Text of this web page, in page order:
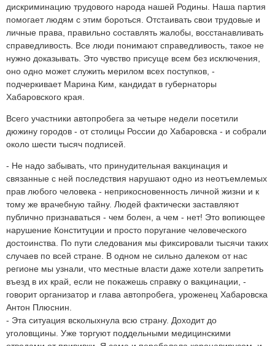
дискриминацию трудового народа нашей Родины. Наша партия
помогает людям с этим бороться. Отстаивать свои трудовые и
личные права, правильно составлять жалобы, восстанавливать
справедливость. Все люди понимают справедливость, такое не
нужно доказывать. Это чувство присуще всем без исключения,
оно одно может служить мерилом всех поступков, -
подчеркивает Марина Ким, кандидат в губернаторы
Хабаровского края.
Всего участники автопробега за четыре недели посетили
дюжину городов - от столицы России до Хабаровска - и собрали
около шести тысяч подписей.
- Не надо забывать, что принудительная вакцинация и
связанные с ней последствия нарушают одно из неотъемлемых
прав любого человека - неприкосновенность личной жизни и к
тому же врачебную тайну. Людей фактически заставляют
публично признаваться - чем болен, а чем - нет! Это вопиющее
нарушение Конституции и просто поругание человеческого
достоинства. По пути следования мы фиксировали тысячи таких
случаев по всей стране. В одном не сильно далеком от нас
регионе мы узнали, что местные власти даже хотели запретить
въезд в их край, если не покажешь справку о вакцинации, -
говорит организатор и глава автопробега, уроженец Хабаровска
Антон Плюснин.
- Эта ситуация всколыхнула всю страну. Доходит до
уголовщины. Уже торгуют поддельными медицинскими